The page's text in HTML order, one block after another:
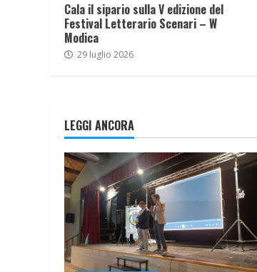
Cala il sipario sulla V edizione del
Festival Letterario Scenari – W
Modica
29 luglio 2026
LEGGI ANCORA